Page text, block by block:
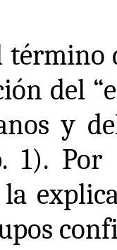
término
del
y
1).